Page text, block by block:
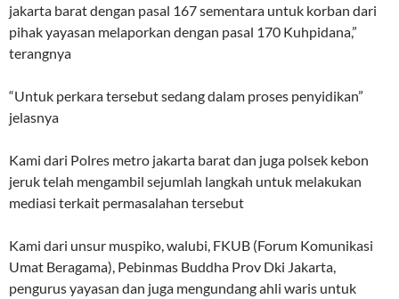
jakarta barat dengan pasal 167 sementara untuk korban dari
pihak yayasan melaporkan dengan pasal 170 Kuhpidana,”
terangnya
“Untuk perkara tersebut sedang dalam proses penyidikan”
jelasnya
Kami dari Polres metro jakarta barat dan juga polsek kebon
jeruk telah mengambil sejumlah langkah untuk melakukan
mediasi terkait permasalahan tersebut
Kami dari unsur muspiko, walubi, FKUB (Forum Komunikasi
Umat Beragama), Pebinmas Buddha Prov Dki Jakarta,
pengurus yayasan dan juga mengundang ahli waris untuk